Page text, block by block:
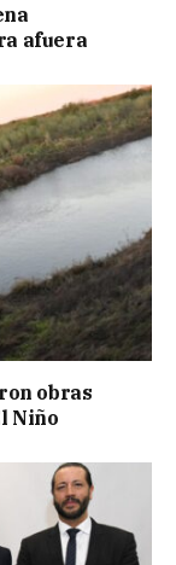
afuera
obras
Niño